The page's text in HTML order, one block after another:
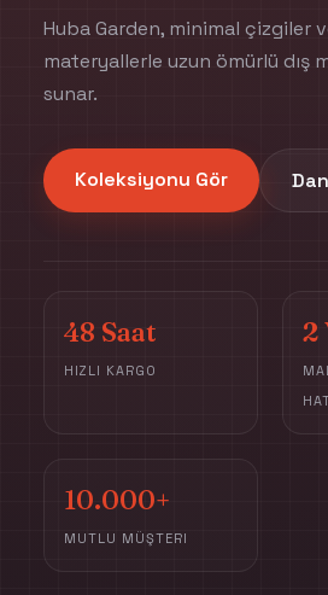
Huba Garden, minimal çizgiler
materyallerle uzun ömürlü dış
sunar.
Koleksiyonu Gör
48 Saat
HIZLI KARGO
2
10.000+
MUTLU MÜŞTERI